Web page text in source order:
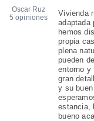
Oscar Ruz
5 opiniones
Vivienda
adaptada
hemos
propia
plena
pueden
entorno y
gran
y su
estancia,
bueno